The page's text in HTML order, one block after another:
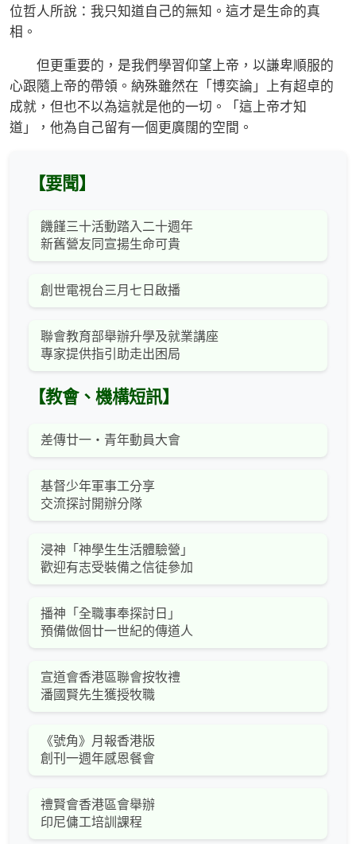
位哲人所說：我只知道自己的無知。這才是生命的真
相。
但更重要的，是我們學習仰望上帝，以謙卑順服的
心跟隨上帝的帶領。納殊雖然在「博奕論」上有超卓的
成就，但也不以為這就是他的一切。「這上帝才知
道」，他為自己留有一個更廣闊的空間。
【要聞】
饑饉三十活動踏入二十週年
新舊營友同宣揚生命可貴
創世電視台三月七日啟播
聯會教育部舉辦升學及就業講座
專家提供指引助走出困局
【教會、機構短訊】
差傳廿一‧青年動員大會
基督少年軍事工分享
交流探討開辦分隊
浸神「神學生生活體驗營」
歡迎有志受裝備之信徒參加
播神「全職事奉探討日」
預備做個廿一世紀的傳道人
宣道會香港區聯會按牧禮
潘國賢先生獲授牧職
《號角》月報香港版
創刊一週年感恩餐會
禮賢會香港區會舉辦
印尼傭工培訓課程